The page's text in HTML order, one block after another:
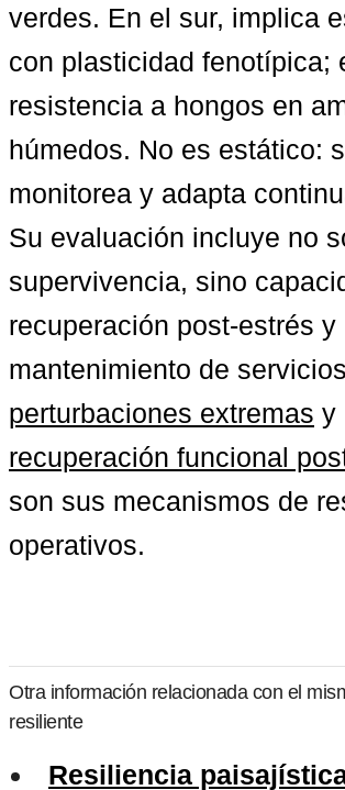
verdes. En el sur, implica
con plasticidad fenotípica;
resistencia a hongos en
húmedos. No es estático:
monitorea y adapta
Su evaluación incluye no
supervivencia, sino
recuperación post-estrés y
mantenimiento de
perturbaciones extremas
recuperación funcional
son sus mecanismos de
operativos.
Otra información relacionada con el
resiliente
Resiliencia